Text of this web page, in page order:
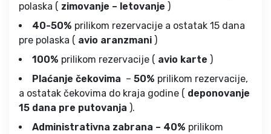
polaska ( zimovanje – letovanje )
40-50% prilikom rezervacije a ostatak 15 dana
pre polaska ( avio aranzmani )
100% prilikom rezervacije ( avio karte )
Plaćanje čekovima – 50% prilikom rezervacije,
a ostatak čekovima do kraja godine ( deponovanje
15 dana pre putovanja ).
Administrativna zabrana – 40% prilikom